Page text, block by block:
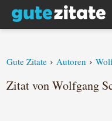
Gute Zitate › Autoren ›
Zitat von Wolfgang